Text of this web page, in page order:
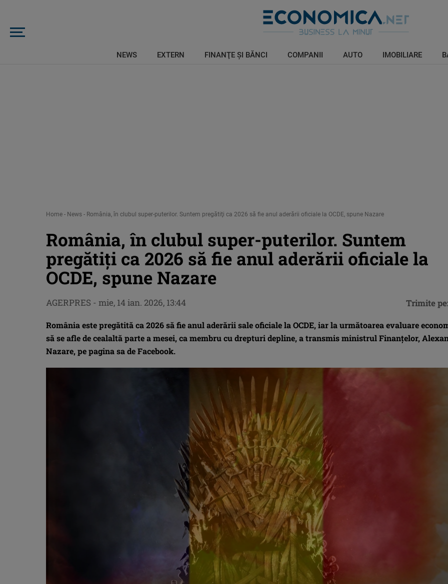
NEWS EXTERN FINANŢE ŞI BĂNCI COMPANII AUTO IMOBILIARE
Home - News - România, în clubul super-puterilor. Suntem pregătiţi ca 2026 să fie anul aderării oficiale la OCDE, spune Nazare
România, în clubul super-puterilor. Suntem
pregătiţi ca 2026 să fie anul aderării oficiale la
OCDE, spune Nazare
România este pregătită ca 2026 să fie anul aderării sale oficiale la OCDE, iar la următoarea evaluare
să se afle de cealaltă parte a mesei, ca membru cu drepturi depline, a transmis ministrul Finanţelor,
Nazare, pe pagina sa de Facebook.
AGERPRES - mie, 14 ian. 2026, 13:44 Trimite pe: